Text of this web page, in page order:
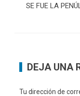
SE FUE LA
DEJA UNA
Tu dirección de